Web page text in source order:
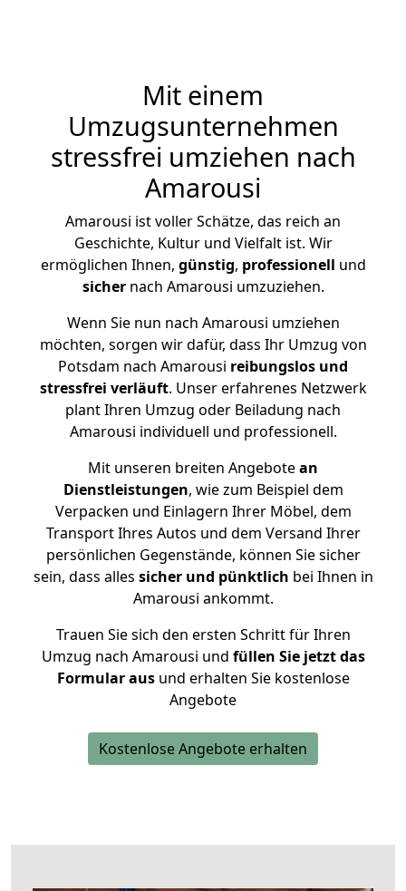
Mit einem
Umzugsunternehmen
stressfrei umziehen nach
Amarousi
Amarousi ist voller Schätze, das reich an
Geschichte, Kultur und Vielfalt ist. Wir
ermöglichen Ihnen, günstig, professionell und
sichernach Amarousi umzuziehen.
Wenn Sie nun nach Amarousi umziehen
möchten, sorgen wir dafür, dass Ihr Umzug von
Potsdam nach Amarousi reibungslos und
stressfrei verläuft. Unser erfahrenes Netzwerk
plant Ihren Umzug oder Beiladung nach
Amarousi individuell und professionell.
Mit unseren breiten Angebotean
Dienstleistungen, wie zum Beispiel dem
Verpacken und Einlagern Ihrer Möbel, dem
Transport Ihres Autos und dem Versand Ihrer
persönlichen Gegenstände, können Sie sicher
sein, dass alles sicher und pünktlich bei Ihnen in
Amarousi ankommt.
Trauen Sie sich den ersten Schritt für Ihren
Umzug nach Amarousi und füllen Sie jetzt das
Formular ausund erhalten Sie kostenlose
Angebote
Kostenlose Angebote erhalten